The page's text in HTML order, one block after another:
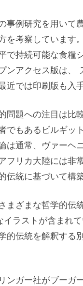
事例研究を用いて
を考察しています
で持続可能な食糧
ンアクセス版は、
近では印刷版も入
問題への注目は
でもあるビルギッ
は通常、ヴァーヘ
フリカ大陸には非
伝統に基づいて構
まざまな哲学的伝
ラストが含まれ
的伝統を解釈する
ンガー社がブーガ